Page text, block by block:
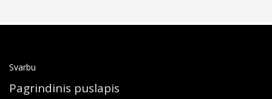
Svarbu
Pagrindinis puslapis